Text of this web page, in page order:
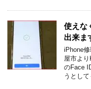
使えな
出来ま
iPhone
屋市よ
のFace
うとし